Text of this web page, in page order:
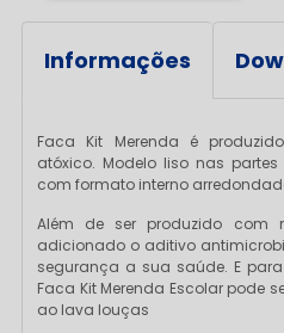
Informações
Faca Kit Merenda é
atóxico. Modelo liso nas
com formato interno
Além de ser produzido com
adicionado o aditivo
segurança a sua saúde. E
Faca Kit Merenda Escolar pode
ao lava louças